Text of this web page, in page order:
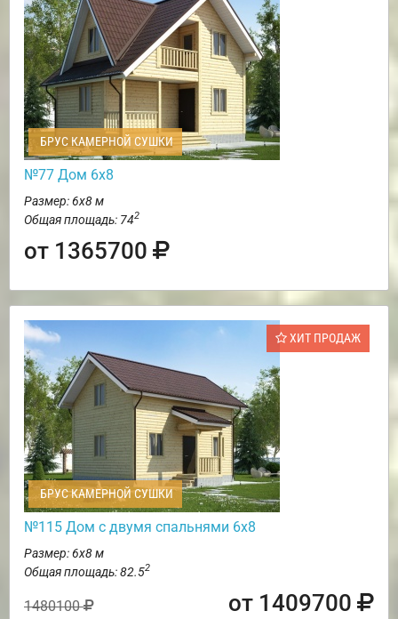
БРУС КАМЕРНОЙ СУШКИ
№77 Дом 6х8
Размер: 6х8 м
Общая площадь: 742
от 1365700
ХИТ ПРОДАЖ
БРУС КАМЕРНОЙ СУШКИ
№115 Дом с двумя спальнями 6х8
Размер: 6х8 м
Общая площадь: 82.52
1480100 от 1409700